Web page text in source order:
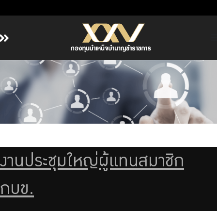
เกี่ยวกับ กบข.
บริการสมาชิก
ลงทุน
รายงานผลการดำเนินงาน
จัดซื้อจัดจ้าง
งานประชุมใหญ่ผู้แทนสมาชิก
กบข.